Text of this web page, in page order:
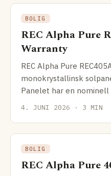
BOLIG
REC Alpha Pure
Warranty
REC Alpha Pure
monokrystallinsk
Panelet har en
effektivitet på 21.9%, noe
4. JUNI 2026 · 3 MIN
BOLIG
REC Alpha Pure